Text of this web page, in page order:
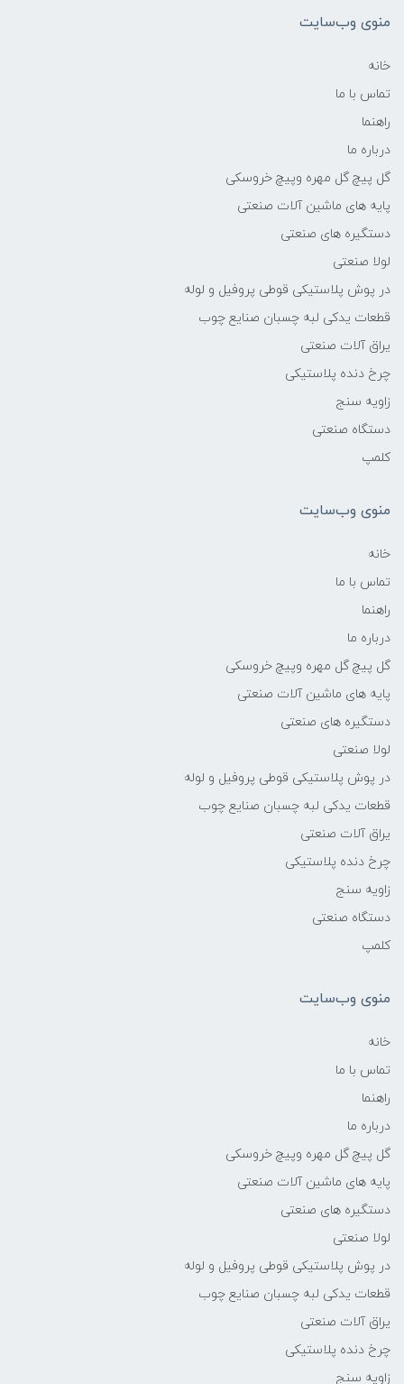
منوی وب‌سایت
خانه
تماس با ما
راهنما
درباره ما
گل پیچ گل مهره وپیچ خروسکی
پایه های ماشین آلات صنعتی
دستگیره های صنعتی
لولا صنعتی
در پوش پلاستیکی قوطی پروفیل و لوله
قطعات یدکی لبه چسبان صنایع چوب
یراق آلات صنعتی
چرخ دنده پلاستیکی
زاویه سنج
دستگاه صنعتی
کلمپ
منوی وب‌سایت
خانه
تماس با ما
راهنما
درباره ما
گل پیچ گل مهره وپیچ خروسکی
پایه های ماشین آلات صنعتی
دستگیره های صنعتی
لولا صنعتی
در پوش پلاستیکی قوطی پروفیل و لوله
قطعات یدکی لبه چسبان صنایع چوب
یراق آلات صنعتی
چرخ دنده پلاستیکی
زاویه سنج
دستگاه صنعتی
کلمپ
منوی وب‌سایت
خانه
تماس با ما
راهنما
درباره ما
گل پیچ گل مهره وپیچ خروسکی
پایه های ماشین آلات صنعتی
دستگیره های صنعتی
لولا صنعتی
در پوش پلاستیکی قوطی پروفیل و لوله
قطعات یدکی لبه چسبان صنایع چوب
یراق آلات صنعتی
چرخ دنده پلاستیکی
زاویه سنج